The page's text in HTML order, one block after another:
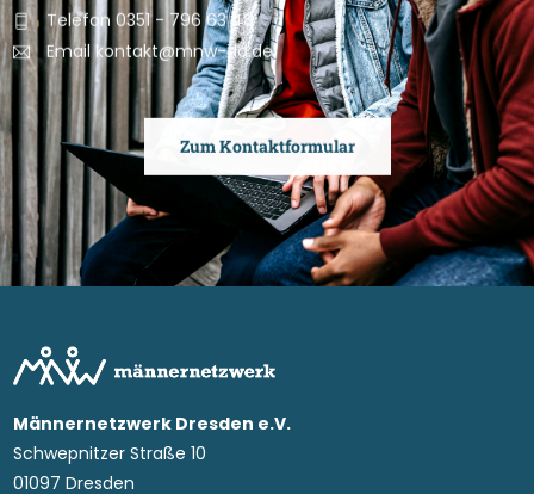
Telefon 0351 - 796 63 48
Email kontakt@mnw-dd.de
Zum Kontaktformular
Männernetzwerk Dresden e.V.
Schwepnitzer Straße 10
01097 Dresden